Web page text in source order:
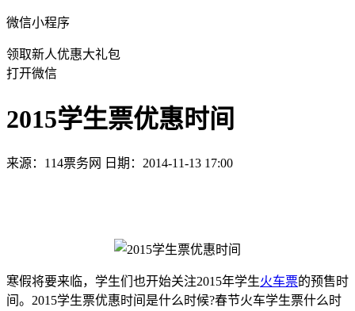
微信小程序
领取新人优惠大礼包
打开微信
2015学生票优惠时间
来源：114票务网 日期：2014-11-13 17:00
寒假将要来临，学生们也开始关注2015年学生火车票的预售时
间。2015学生票优惠时间是什么时候?春节火车学生票什么时